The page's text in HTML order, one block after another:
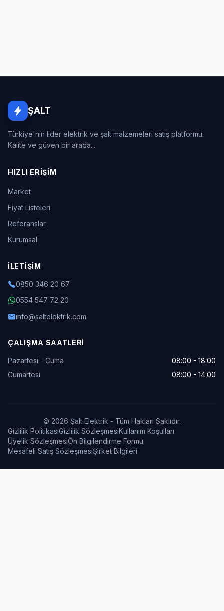
ŞALT
Türkiye'nin lider elektrik ve şalt malzemeleri satış platformu.
Kalite ve güven bir arada...
HIZLI ERIŞIM
Market
Fiyat Listeleri
Referanslar
Kurumsal
İLETIŞIM
0850 346 20 67
0554 547 72 20
info@saltelektrik.com
ÇALIŞMA SAATLERI
Pazartesi - Cuma
08:00 - 18:00
Cumartesi
08:00 - 14:00
© 2026 Şalt Elektrik - Tüm Hakları Saklıdır.
Gizlilik PolitikasıGizlilik SözleşmesiKullanım Koşulları
Üyelik SözleşmesiÖn Bilgilendirme Formu
Mesafeli Satış SözleşmesiŞirket Bilgileri